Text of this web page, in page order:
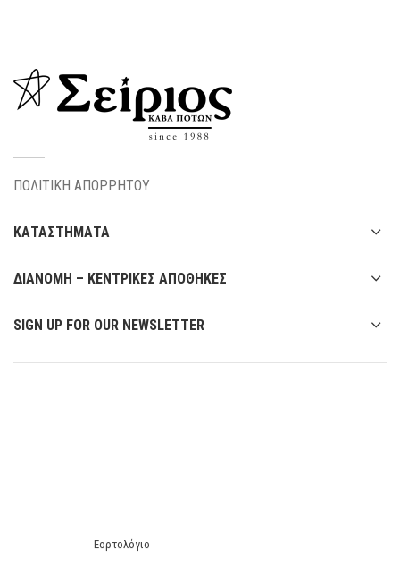
ΠΟΛΙΤΙΚΗ ΑΠΟΡΡΗΤΟΥ
ΚΑΤΑΣΤΗΜΑΤΑ
ΔΙΑΝΟΜΗ – ΚΕΝΤΡΙΚΕΣ ΑΠΟΘΗΚΕΣ
SIGN UP FOR OUR NEWSLETTER
Εορτολόγιο